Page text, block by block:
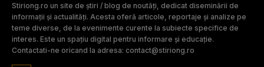
Stiriong.ro un site de știri / blog de noutăți, dedicat diseminării de
informații și actualități. Acesta oferă articole, reportaje și analize pe
teme diverse, de la evenimente curente la subiecte specifice de
interes. Este un spațiu digital pentru informare și educație.
Contactati-ne oricand la adresa: contact@stiriong.ro